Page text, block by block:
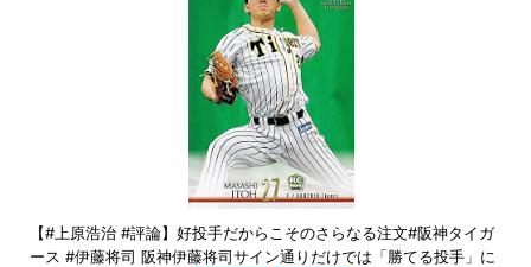
【#上原浩治 #評論】好投手だからこそのさらなる注文#阪神タイガ
ース #伊藤将司 阪神伊藤将司サイン通りだけでは「勝てる投手」に